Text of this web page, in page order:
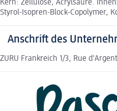
Kern: Zellulose, Acrylsäure.
Styrol-Isopren-Block-Copolymer,
Anschrift des
ZURU Frankreich 1/3, Rue